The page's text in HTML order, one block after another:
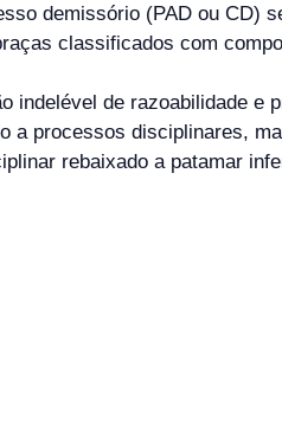
demissório (PAD ou CD)
classificados com
indelével de razoabilidade e
processos disciplinares,
rebaixado a patamar